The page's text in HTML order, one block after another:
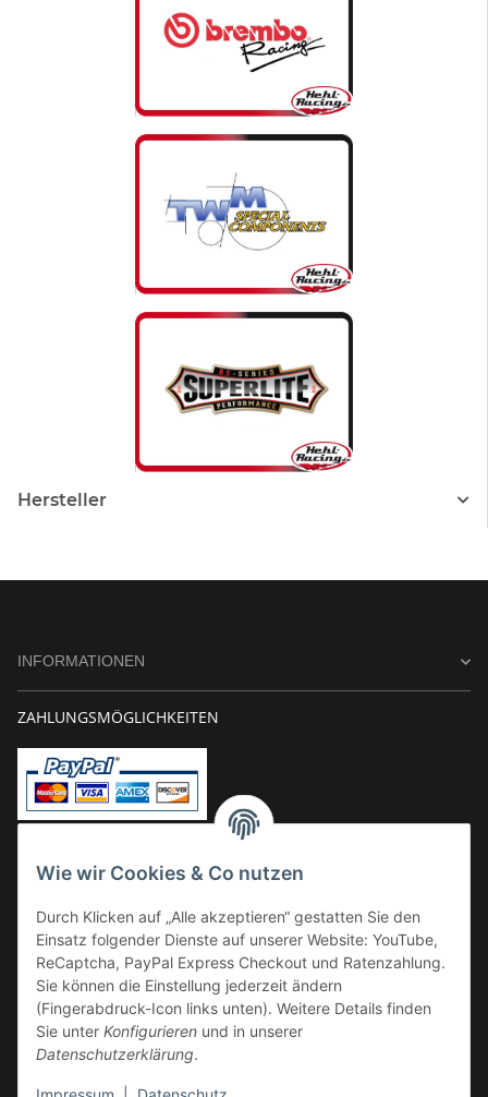
Wie wir Cookies & Co nutzen
Durch Klicken auf „Alle akzeptieren“ gestatten Sie den
Einsatz folgender Dienste auf unserer Website: YouTube,
ReCaptcha, PayPal Express Checkout und Ratenzahlung.
Sie können die Einstellung jederzeit ändern
(Fingerabdruck-Icon links unten). Weitere Details finden
Sie unter Konfigurieren und in unserer
Datenschutzerklärung.
Hersteller
INFORMATIONEN
ZAHLUNGSMÖGLICHKEITEN
Kauf auf Rechnung
VERSAND